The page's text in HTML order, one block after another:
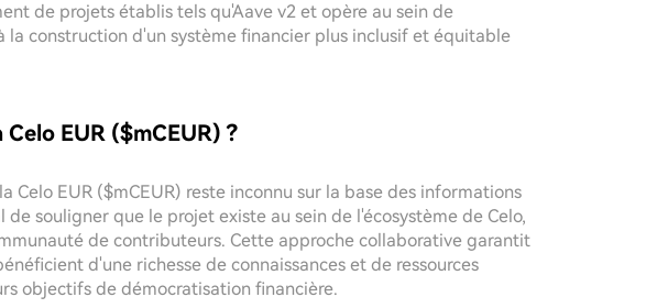
de projets établis tels qu'Aave v2 et opère au sein de
la construction d'un système financier plus inclusif et équitable
EUR ($mCEUR) ?
Celo EUR ($mCEUR) reste inconnu sur la base des informations
souligner que le projet existe au sein de l'écosystème de Celo,
de contributeurs. Cette approche collaborative garantit
d'une richesse de connaissances et de ressources
objectifs de démocratisation financière.